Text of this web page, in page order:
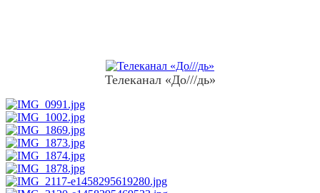
Телеканал «До///дь»